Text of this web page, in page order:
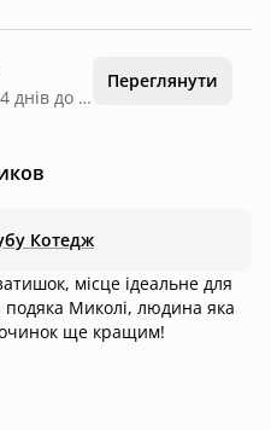
Повне повернення: за 14 днів до дати заїзду
Переглянути
Котедж
місце ідеальне для
подяка Миколі, людина яка
ще кращим!